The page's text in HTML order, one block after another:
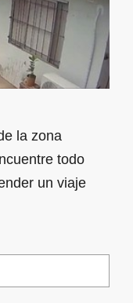
la zona
todo
un viaje